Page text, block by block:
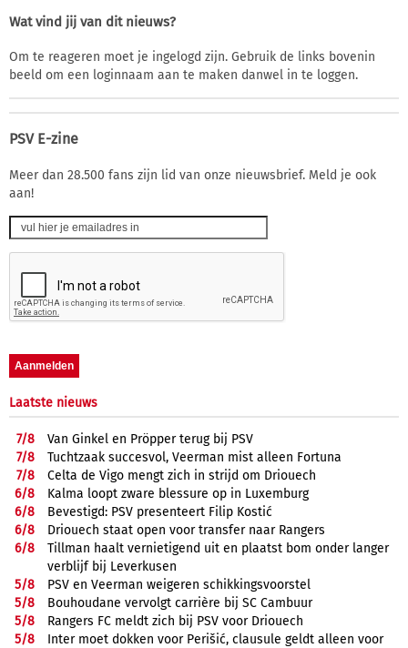
Wat vind jij van dit nieuws?
Om te reageren moet je ingelogd zijn. Gebruik de links bovenin
beeld om een loginnaam aan te maken danwel in te loggen.
PSV E-zine
Meer dan 28.500 fans zijn lid van onze nieuwsbrief. Meld je ook
aan!
Laatste nieuws
7/8
Van Ginkel en Pröpper terug bij PSV
7/8
Tuchtzaak succesvol, Veerman mist alleen Fortuna
7/8
Celta de Vigo mengt zich in strijd om Driouech
6/8
Kalma loopt zware blessure op in Luxemburg
6/8
Bevestigd: PSV presenteert Filip Kostić
6/8
Driouech staat open voor transfer naar Rangers
6/8
Tillman haalt vernietigend uit en plaatst bom onder langer
verblijf bij Leverkusen
5/8
PSV en Veerman weigeren schikkingsvoorstel
5/8
Bouhoudane vervolgt carrière bij SC Cambuur
5/8
Rangers FC meldt zich bij PSV voor Driouech
5/8
Inter moet dokken voor Perišić, clausule geldt alleen voor